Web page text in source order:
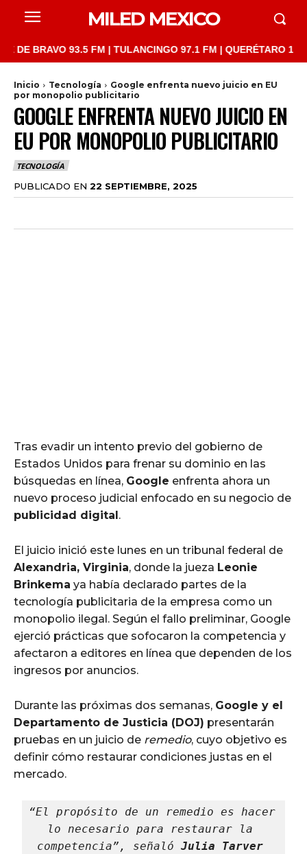
MILED MEXICO
93.5 FM | TULANCINGO 97.1 FM | QUERÉTARO 103.1
Inicio Tecnología
Google enfrenta nuevo juicio en EU
por monopolio publicitario
GOOGLE ENFRENTA NUEVO JUICIO EN
EU POR MONOPOLIO PUBLICITARIO
TECNOLOGÍA
PUBLICADO EN 22 SEPTIEMBRE, 2025
Tras evadir un intento previo del gobierno de
Estados Unidos para frenar su dominio en las
búsquedas en línea, Google enfrenta ahora un
nuevo proceso judicial enfocado en su negocio de
publicidad digital .
El juicio inició este lunes en un tribunal federal de
Alexandria, Virginia, donde la jueza Leonie
Brinkema ya había declarado partes de la
tecnología publicitaria de la empresa como un
monopolio ilegal. Según el fallo preliminar, Google
ejerció prácticas que sofocaron la competencia y
afectaron a editores en línea que dependen de los
ingresos por anuncios.
Durante las próximas dos semanas, Google y el
Departamento de Justicia (DOJ) presentarán
pruebas en un juicio de remedio, cuyo objetivo es
definir cómo restaurar condiciones justas en el
mercado.
“El propósito de un remedio es hacer
lo necesario para restaurar la
competencia”, señaló Julia Tarver